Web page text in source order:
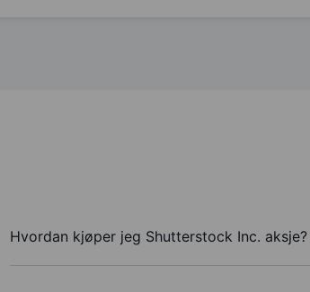
Hvordan kjøper jeg Shutterstock Inc. aksje?